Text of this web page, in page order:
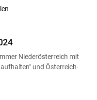
Niederösterreich mit
und Österreich-